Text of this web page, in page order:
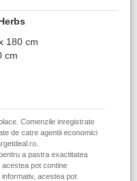
180 cm
cm
Comenzile inregistrate
de catre agentii economici
a pastra exactitatea
acestea pot contine
acestea pot